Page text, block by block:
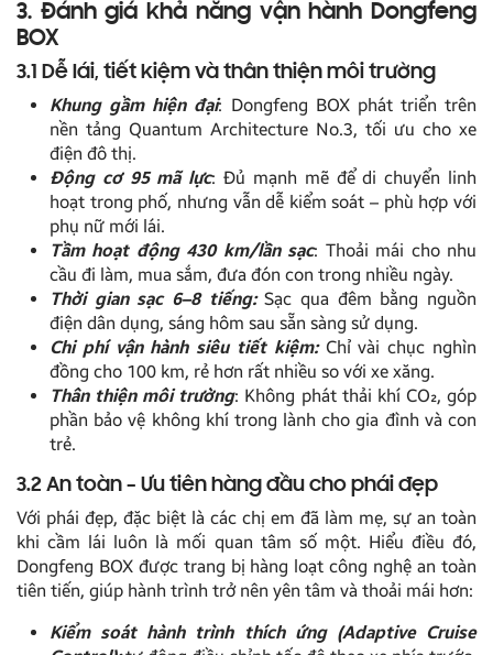
3. Đánh giá khả năng vận hành Dongfeng
BOX
3.1 Dễ lái, tiết kiệm và thân thiện môi trường
Khung gầm hiện đại: Dongfeng BOX phát triển trên
nền tảng Quantum Architecture No.3, tối ưu cho xe
điện đô thị.
Động cơ 95 mã lực: Đủ mạnh mẽ để di chuyển linh
hoạt trong phố, nhưng vẫn dễ kiểm soát – phù hợp với
phụ nữ mới lái.
Tầm hoạt động 430 km/lần sạc: Thoải mái cho nhu
cầu đi làm, mua sắm, đưa đón con trong nhiều ngày.
Thời gian sạc 6–8 tiếng:Sạc qua đêm bằng nguồn
điện dân dụng, sáng hôm sau sẵn sàng sử dụng.
Chi phí vận hành siêu tiết kiệm:Chỉ vài chục nghìn
đồng cho 100 km, rẻ hơn rất nhiều so với xe xăng.
Thân thiện môi trường: Không phát thải khí CO₂, góp
phần bảo vệ không khí trong lành cho gia đình và con
trẻ.
3.2 An toàn – Ưu tiên hàng đầu cho phái đẹp
Với phái đẹp, đặc biệt là các chị em đã làm mẹ, sự an toàn
khi cầm lái luôn là mối quan tâm số một. Hiểu điều đó,
Dongfeng BOX được trang bị hàng loạt công nghệ an toàn
tiên tiến, giúp hành trình trở nên yên tâm và thoải mái hơn:
Kiểm soát hành trình thích ứng (Adaptive Cruise